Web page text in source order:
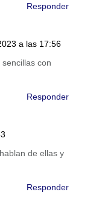
Responder
a las 17:56
con
Responder
de ellas y
Responder